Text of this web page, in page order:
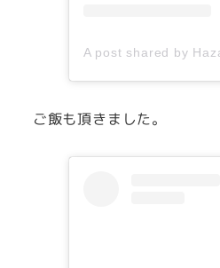
ご飯も頂きました。